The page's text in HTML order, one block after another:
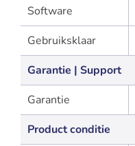
Software
Gebruiksklaar
Garantie | Support
Garantie
Product conditie